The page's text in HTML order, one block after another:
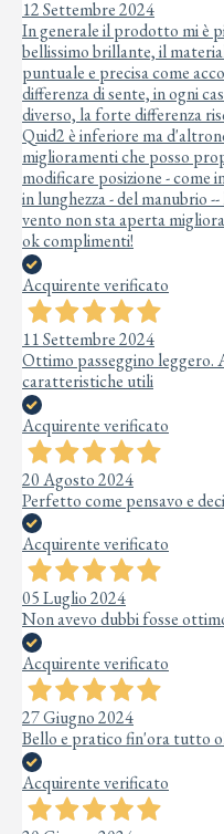
12 Settembre 2024
In generale il prodotto mi è
bellissimo brillante, il
puntuale e precisa come
differenza di sente, in ogni
diverso, la forte differenza
Quid2 è inferiore ma
miglioramenti che posso
modificare posizione - come
in lunghezza - del manubrio
vento non sta aperta
ok complimenti!
Acquirente verificato
11 Settembre 2024
Ottimo passeggino
caratteristiche utili
Acquirente verificato
20 Agosto 2024
Perfetto come pensavo e
Acquirente verificato
05 Luglio 2024
Non avevo dubbi fosse
Acquirente verificato
27 Giugno 2024
Bello e pratico fin'ora tutto
Acquirente verificato